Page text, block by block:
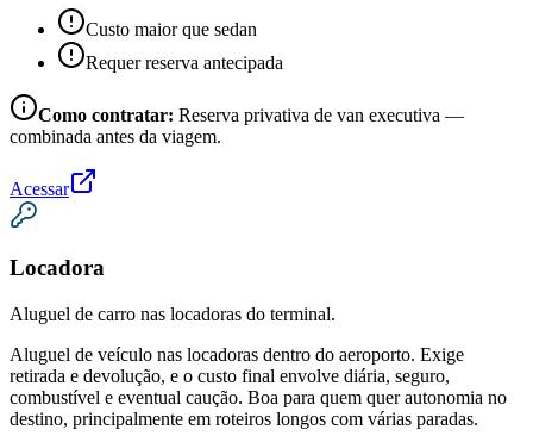
Custo maior que sedan
Requer reserva antecipada
Como contratar: Reserva privativa de van executiva —
combinada antes da viagem.
Acessar
Locadora
Aluguel de carro nas locadoras do terminal.
Aluguel de veículo nas locadoras dentro do aeroporto. Exige
retirada e devolução, e o custo final envolve diária, seguro,
combustível e eventual caução. Boa para quem quer autonomia no
destino, principalmente em roteiros longos com várias paradas.